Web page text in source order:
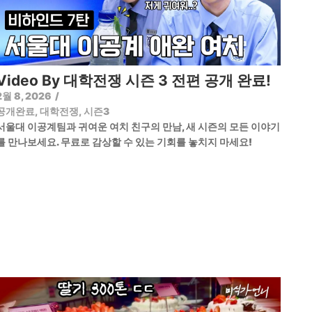
By 대학전쟁 시즌 3 전편 공개 완료!
8, 2026 /
개완료,대학전쟁,시즌3
울대 이공계팀과 귀여운 여치 친구의 만남, 새 시즌의 모든 이야기
만나보세요. 무료로 감상할 수 있는 기회를 놓치지 마세요!